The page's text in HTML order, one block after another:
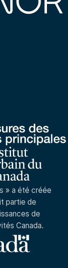
» a été créée
partie de
de
Canada.